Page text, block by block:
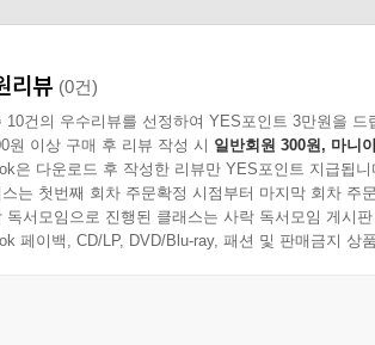
리뷰 (0건)
10건의 우수리뷰를 선정하여 YES포인트 3만원을 드
원 이상 구매 후 리뷰 작성 시 일반회원 300원, 마니
은 다운로드 후 작성한 리뷰만 YES포인트 지급됩니
스는 첫번째 회차 주문확정 시점부터 마지막 회차 주
독서모임으로 진행된 클래스는 사락 독서모임 게시
페이백, CD/LP, DVD/Blu-ray, 패션 및 판매금지 상